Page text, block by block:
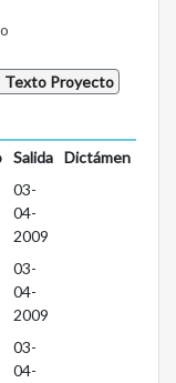
Texto Proyecto
Salida
Dictámen
03-
04-
2009
03-
04-
2009
03-
04-